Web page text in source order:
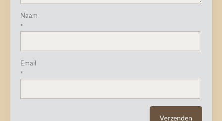
Naam
*
Email
*